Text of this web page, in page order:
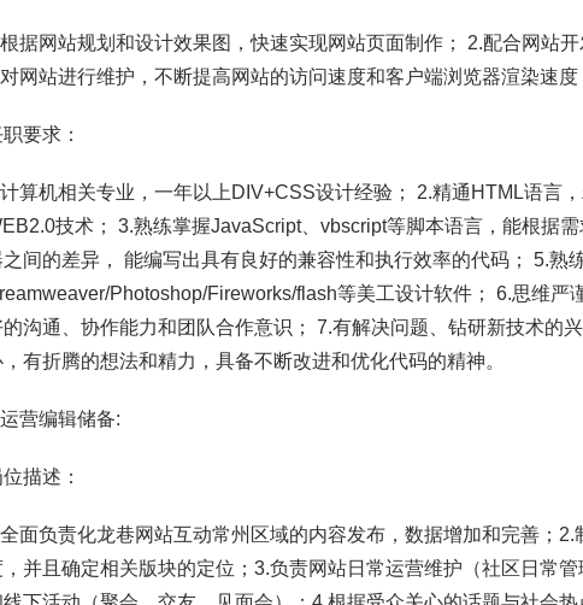
据网站规划和设计效果图，快速实现网站页面制作； 2.配合网站
网站进行维护，不断提高网站的访问速度和客户端浏览器渲染速度
要求：
算机相关专业，一年以上DIV+CSS设计经验； 2.精通HTML语言
技术； 3.熟练掌握JavaScript、vbscript等脚本语言，能根据
之间的差异， 能编写出具有良好的兼容性和执行效率的代码； 5.熟
Photoshop/Fireworks/flash等美工设计软件； 6.思维严
的沟通、协作能力和团队合作意识； 7.有解决问题、钻研新技术的
有折腾的想法和精力，具备不断改进和优化代码的精神。
营编辑储备:
描述：
面负责化龙巷网站互动常州区域的内容发布，数据增加和完善；2.
，并且确定相关版块的定位；3.负责网站日常运营维护（社区日常